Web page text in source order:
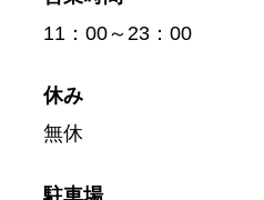
11：00～23：00
休み
無休